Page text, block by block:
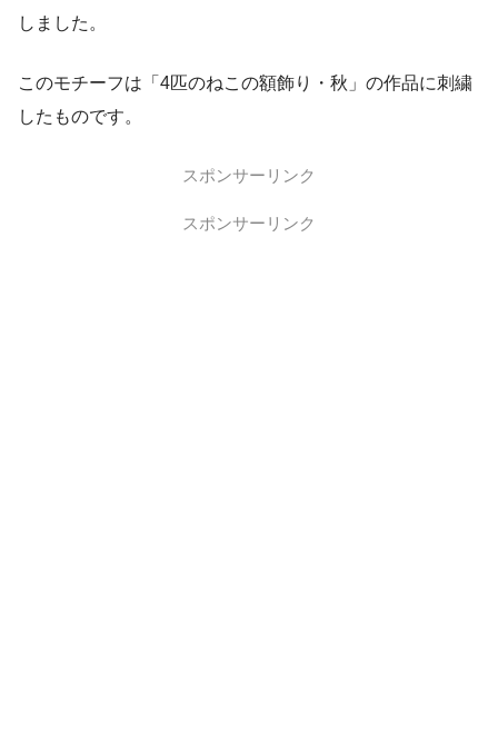
しました。
このモチーフは「4匹のねこの額飾り・秋」の作品に刺繍
したものです。
スポンサーリンク
スポンサーリンク